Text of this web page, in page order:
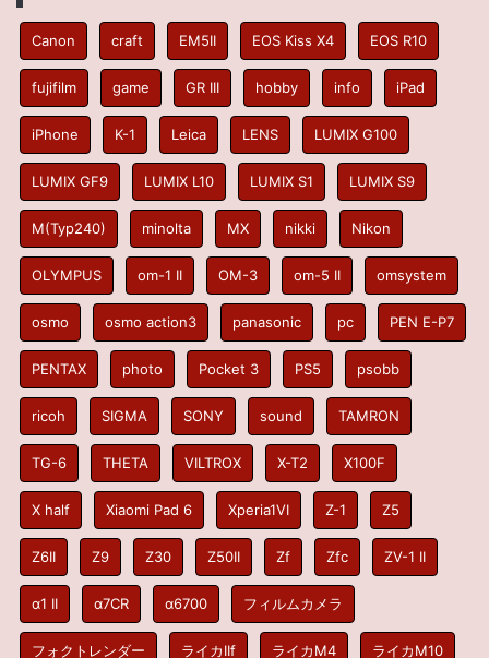
Canon craft EM5II EOS Kiss X4 EOS R10
fujifilm game GR III hobby info iPad
iPhone K-1 Leica LENS LUMIX G100
LUMIX GF9 LUMIX L10 LUMIX S1 LUMIX S9
M(Typ240) minolta MX nikki Nikon
OLYMPUS om-1 II OM-3 om-5 II omsystem
osmo osmo action3 panasonic pc PEN E-P7
PENTAX photo Pocket 3 PS5 psobb
ricoh SIGMA SONY sound TAMRON
TG-6 THETA VILTROX X-T2 X100F
X half Xiaomi Pad 6 Xperia1VI Z-1 Z5
Z6II Z9 Z30 Z50II Zf Zfc ZV-1 II
α1 II α7CR α6700 フィルムカメラ
フォクトレンダー ライカIIf ライカM4 ライカM10